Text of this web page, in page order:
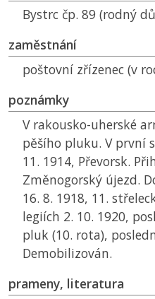
Bystrc čp. 89 (rodný
zaměstnání
poštovní zřízenec (v
poznámky
V rakousko-uherské
pěšího pluku. V první
11. 1914, Převorsk.
Změnogorský újezd.
16. 8. 1918, 11.
legiích 2. 10. 1920,
pluk (10. rota),
Demobilizován.
prameny, literatura